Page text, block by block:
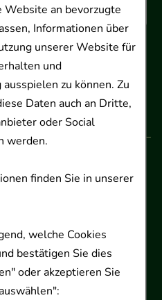
Website an bevorzugte
Informationen über
unserer Website für
und
zu können. Zu
Daten auch an Dritte,
oder Social
werden.
finden Sie in unserer
welche Cookies
bestätigen Sie dies
oder akzeptieren Sie
17.00 Uhr
Hannover
0511 89 71 80 11